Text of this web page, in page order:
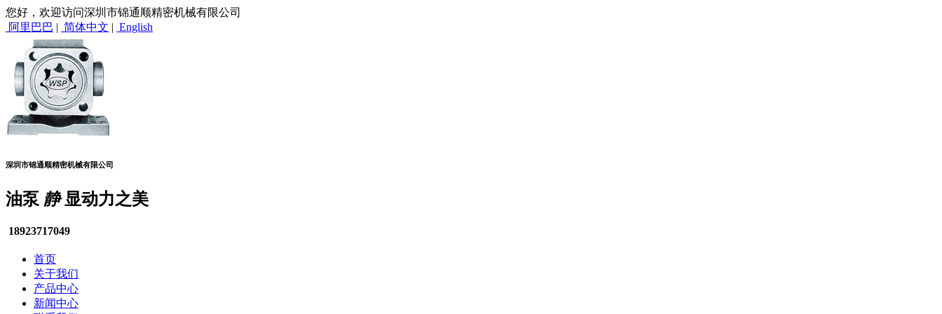
您好，欢迎访问深圳市锦通顺精密机械有限公司
阿里巴巴 | 简体中文 | English
深圳市锦通顺精密机械有限公司
油泵 静显动力之美
18923717049
首页
关于我们
产品中心
新闻中心